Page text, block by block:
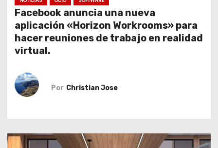
Facebook anuncia una nueva
aplicación «Horizon Workrooms» para
hacer reuniones de trabajo en realidad
virtual.
Por Christian Jose